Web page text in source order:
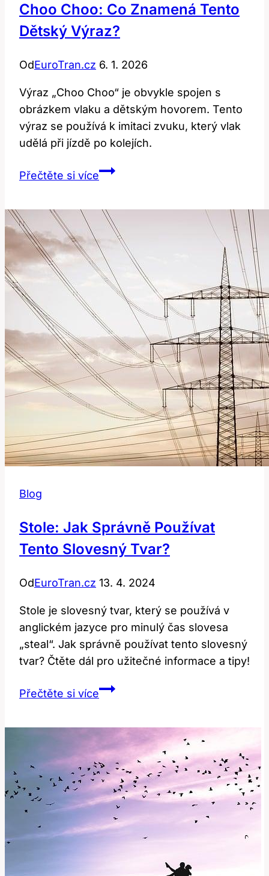
Choo Choo: Co Znamená Tento
Dětský Výraz?
OdEuroTran.cz 6. 1. 2026
Výraz „Choo Choo“ je obvykle spojen s
obrázkem vlaku a dětským hovorem. Tento
výraz se používá k imitaci zvuku, který vlak
udělá při jízdě po kolejích.
Přečtěte si víceChoo
Znamená
Tento
Dětský
Výraz?
Blog
Stole: Jak Správně Používat
Tento Slovesný Tvar?
OdEuroTran.cz 13. 4. 2024
Stole je slovesný tvar, který se používá v
anglickém jazyce pro minulý čas slovesa
„steal“. Jak správně používat tento slovesný
tvar? Čtěte dál pro užitečné informace a tipy!
Přečtěte si víceStole:
Používat
Tento
Slovesný
Tvar?